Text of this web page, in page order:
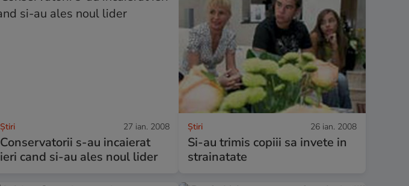
Ştiri 27 ian. 2008
Conservatorii s-au incaierat
ieri cand si-au ales noul lider
Ştiri 26 ian. 2008
Si-au trimis copiii sa invete in
strainatate